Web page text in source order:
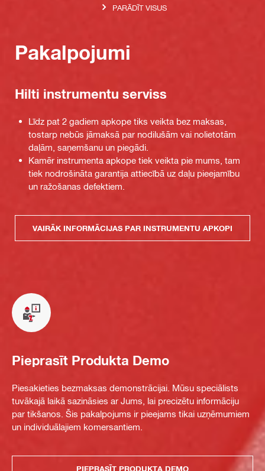
PARĀDĪT VISUS
Pakalpojumi
Hilti instrumentu serviss
Līdz pat 2 gadiem apkope tiks veikta bez maksas,
tostarp nebūs jāmaksā par nodilušām vai nolietotām
daļām, saņemšanu un piegādi.
Kamēr instrumenta apkope tiek veikta pie mums, tam
tiek nodrošināta garantija attiecībā uz daļu pieejamību
un ražošanas defektiem.
VAIRĀK INFORMĀCIJAS PAR INSTRUMENTU APKOPI
Pieprasīt Produkta Demo
Piesakieties bezmaksas demonstrācijai. Mūsu speciālists
tuvākajā laikā sazināsies ar Jums, lai precizētu informāciju
par tikšanos. Šis pakalpojums ir pieejams tikai uzņēmumiem
un individuālajiem komersantiem.
PIEPRASĪT PRODUKTA DEMO